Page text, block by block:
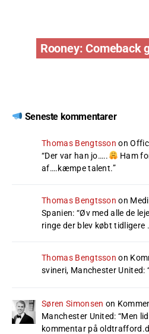
Rooney: Comeback
Seneste kommentarer
Thomas Bengtsson on
“Der var han jo…..
Ham
af….kæmpe talent.”
Thomas Bengtsson on
Spanien: “Øv med alle de
ringe der blev købt tidligere .
Thomas Bengtsson on
svineri, Manchester United:
Søren Simonsen on
Manchester United: “Men
kommentar på